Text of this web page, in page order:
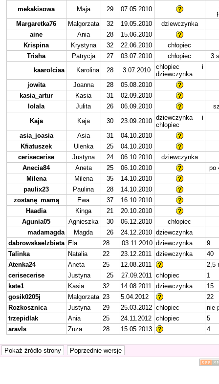
mekakisowa
Maja 29 07.05.2010
Margaretka76
Małgorzata 32 19.05.2010
dziewczynka
aine
Ania 28
15.06.2010
Krispina
Krystyna 32 22.06.2010
chłopiec
Trisha
Patrycja 27 03.07.2010 chłopiec
3
kaarolciaa
Karolina 28 3.07.2010
chłopiec i
dziewczynka
jowita
Joanna 28
05.08.2010
kasia_artur
Kasia 31
02.09.2010
lolala
Julita 26 06.09.2010
Kaja
Kaja 30 23.09.2010 dziewczynka i
chłopiec
asia_joasia
Asia 31
04.10.2010
Kfiatuszek
Ulenka 25
04.10.2010
cerisecerise
Justyna 24 06.10.2010
dziewczynka
Anecia84
Aneta 25 06.10.2010
po
Milena
Milena 35
14.10.2010
paulix23
Paulina 28
14.10.2010
zostanę_mamą
Ewa 37
16.10.2010
Haadia
Kinga 21
20.10.2010
Agunia05
Agnieszka 30 06.12.2010
chłopiec
madamagda
Magda 26 24.12.2010 dziewczynka
dabrowskaelzbieta
Ela 28 03.11.2010 dziewczynka
9
Talinka
Natalia 22 23.12.2011 dziewczynka
40
Atenka24
Aneta 25 12.08.2011
2,5
cerisecerise
Justyna 25 27.09.2011 chłopiec
1
kate1
Kasia 32 14.08.2011 dziewczynka
15
gosik0205j
Malgorzata 23 5.04.2012
22
Rozkosznica
Justyna 29 25.03.2012 chłopiec
nie
trzepidlak
Ania 25 24.11.2012 chłopiec
5
aravls
Zuza 28 15.05.2013 4